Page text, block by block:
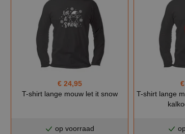
€ 24,95
T-shirt lange mouw let it snow
op voorraad
T-shirt lange